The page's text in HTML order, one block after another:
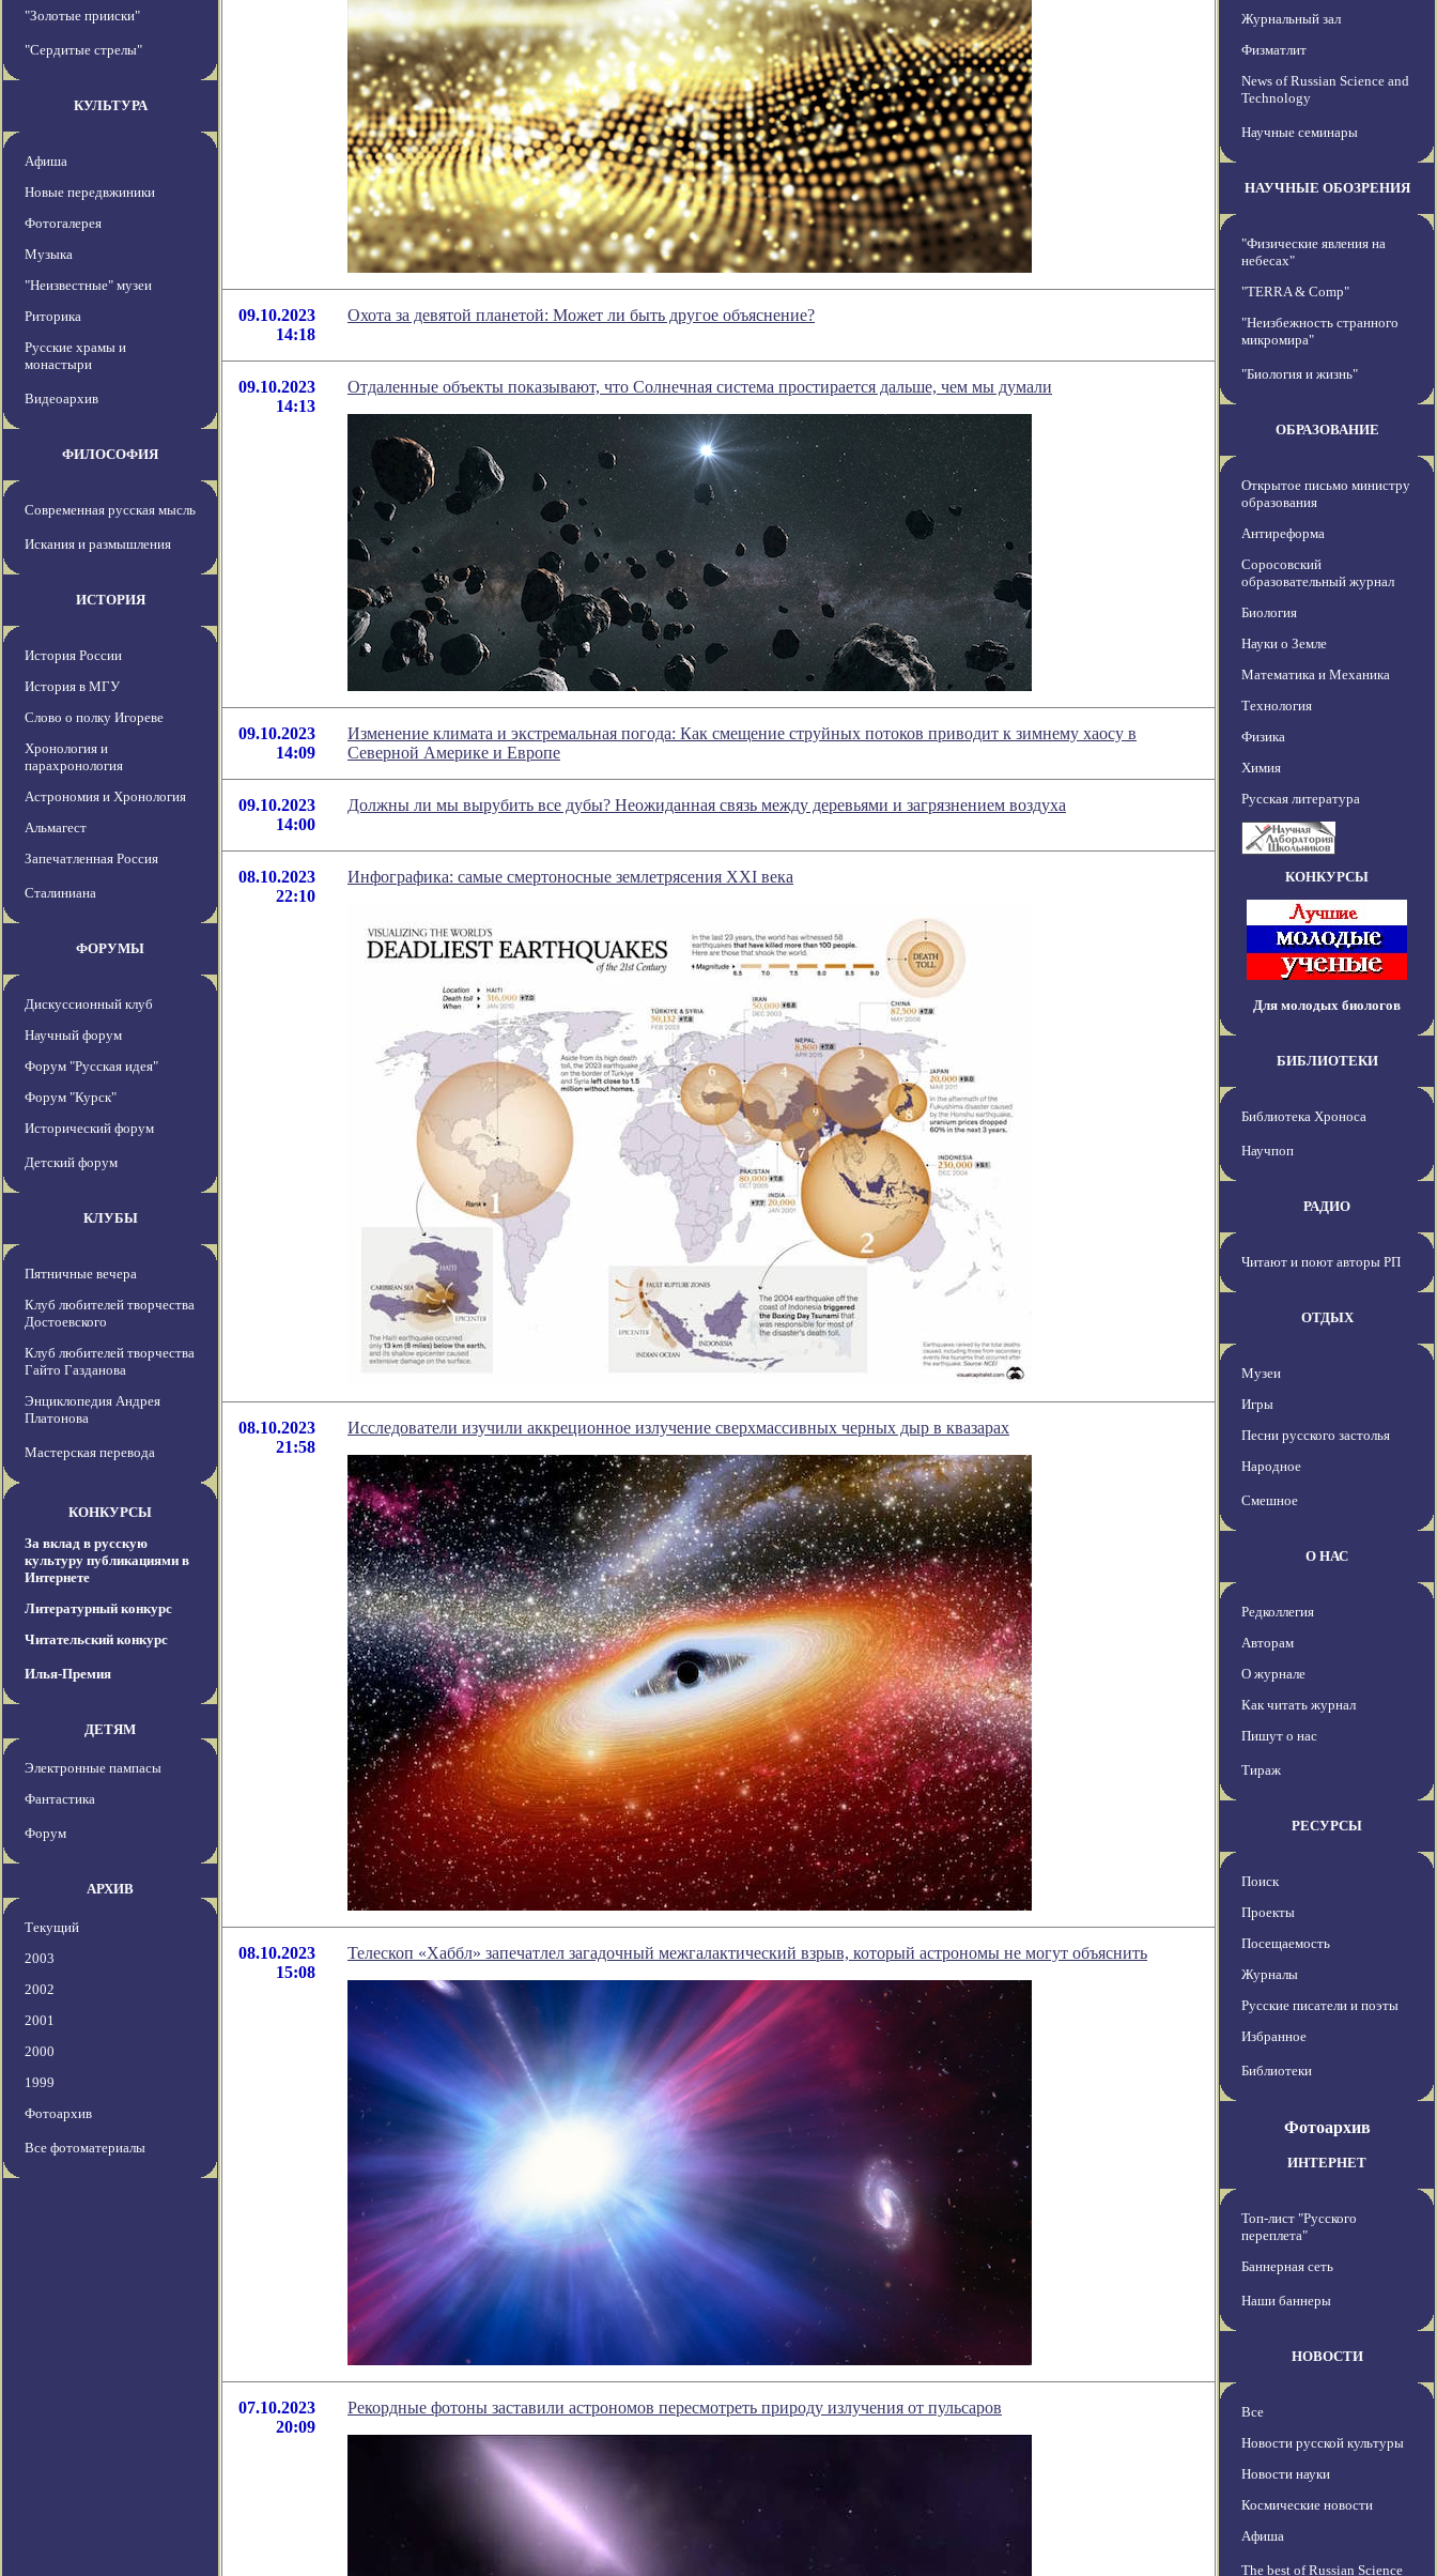
"Золотые прииски"
"Сердитые стрелы"
КУЛЬТУРА
Афиша
Новые передвжиники
Фотогалерея
Музыка
"Неизвестные" музеи
Риторика
Русские храмы и
монастыри
Видеоархив
ФИЛОСОФИЯ
Современная русская мысль
Искания и размышления
ИСТОРИЯ
История России
История в МГУ
Слово о полку Игореве
Хронология и
парахронология
Астрономия и Хронология
Альмагест
Запечатленная Россия
Сталиниана
ФОРУМЫ
Дискуссионный клуб
Научный форум
Форум "Русская идея"
Форум "Курск"
Исторический форум
Детский форум
КЛУБЫ
Пятничные вечера
Клуб любителей творчества
Достоевского
Клуб любителей творчества
Гайто Газданова
Энциклопедия Андрея
Платонова
Мастерская перевода
КОНКУРСЫ
За вклад в русскую
культуру публикациями в
Интернете
Литературный конкурс
Читательский конкурс
Илья-Премия
ДЕТЯМ
Электронные пампасы
Фантастика
Форум
АРХИВ
Текущий
2003
2002
2001
2000
1999
Фотоархив
Все фотоматериалы
09.10.2023
14:18
Охота за девятой планетой: Может ли быть другое объяснение?
09.10.2023
14:13
Отдаленные объекты показывают, что Солнечная система простирается дальше, чем мы думали
09.10.2023
14:09
Изменение климата и экстремальная погода: Как смещение струйных потоков приводит к зимнему хаосу в
Северной Америке и Европе
09.10.2023
14:00
Должны ли мы вырубить все дубы? Неожиданная связь между деревьями и загрязнением воздуха
08.10.2023
22:10
Инфографика: самые смертоносные землетрясения XXI века
08.10.2023
21:58
Исследователи изучили аккреционное излучение сверхмассивных черных дыр в квазарах
08.10.2023
15:08
Телескоп «Хаббл» запечатлел загадочный межгалактический взрыв, который астрономы не могут объяснить
07.10.2023
20:09
Рекордные фотоны заставили астрономов пересмотреть природу излучения от пульсаров
Журнальный зал
Физматлит
News of Russian Science and
Technology
Научные семинары
НАУЧНЫЕ ОБОЗРЕНИЯ
"Физические явления на
небесах"
"TERRA & Comp"
"Неизбежность странного
микромира"
"Биология и жизнь"
ОБРАЗОВАНИЕ
Открытое письмо министру
образования
Антиреформа
Соросовский
образовательный журнал
Биология
Науки о Земле
Математика и Механика
Технология
Физика
Химия
Русская литература
КОНКУРСЫ
Для молодых биологов
БИБЛИОТЕКИ
Библиотека Хроноса
Научпоп
РАДИО
Читают и поют авторы РП
ОТДЫХ
Музеи
Игры
Песни русского застолья
Народное
Смешное
О НАС
Редколлегия
Авторам
О журнале
Как читать журнал
Пишут о нас
Тираж
РЕСУРСЫ
Поиск
Проекты
Посещаемость
Журналы
Русские писатели и поэты
Избранное
Библиотеки
Фотоархив
ИНТЕРНЕТ
Топ-лист "Русского
переплета"
Баннерная сеть
Наши баннеры
НОВОСТИ
Все
Новости русской культуры
Новости науки
Космические новости
Афиша
The best of Russian Science